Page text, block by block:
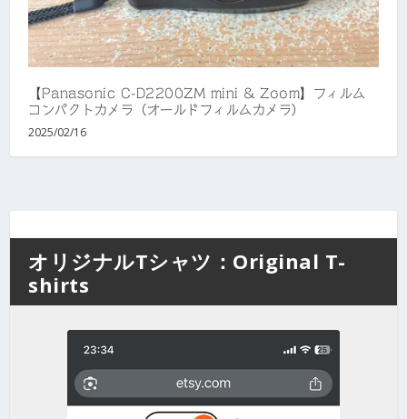
【Panasonic C-D2200ZM mini & Zoom】フィルム
コンパクトカメラ（オールドフィルムカメラ）
2025/02/16
オリジナルTシャツ：Original T-
shirts